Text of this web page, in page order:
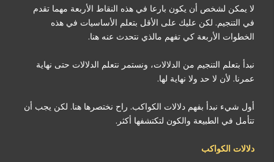
لا يمكن لشخص أن يكون بارعا في هذه النقاط الأربعة مهما تقدم
في التنجيم. لكن عليك على الأقل بتعلم الأساسيات في هذه
الخطوات الأربعة كي تفهم مالذي نتحدث عنه هنا.
نبدأ بتعلم التنجيم من الدلالات، ونستمر نتعلم الدلالات حتى نهاية
عمرنا. لأن لا حد ولا نهاية لها.
أول شيء نبدأ بفهم دلالات الكواكب. راح نختصرها هنا. لكن يجب أن
تتأمل في الطبيعة والكون لتكتشفها أكثر.
دلالات الكواكب